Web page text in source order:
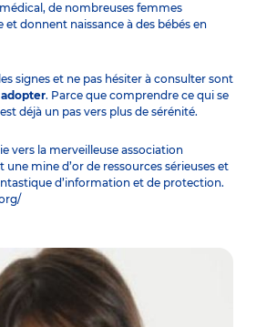
de nombreuses femmes
donnent naissance à des bébés en
signes et ne pas hésiter à consulter sont
. Parce que comprendre ce qui se
déjà un pas vers plus de sérénité.
vers la merveilleuse association
une mine d’or de ressources sérieuses et
d’information et de protection.